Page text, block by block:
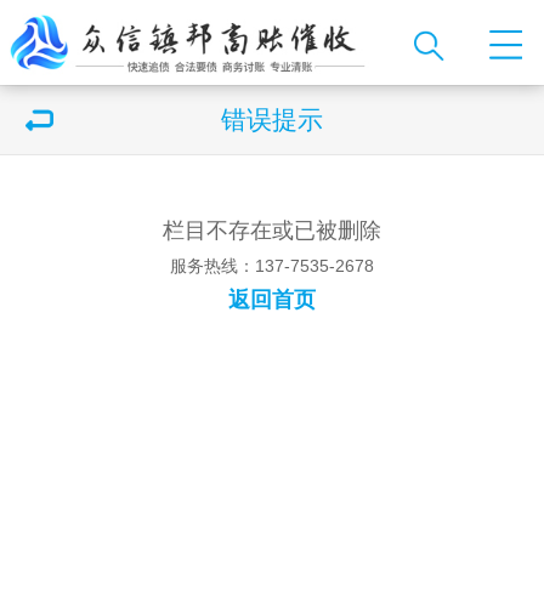
错误提示
栏目不存在或已被删除
服务热线：137-7535-2678
返回首页